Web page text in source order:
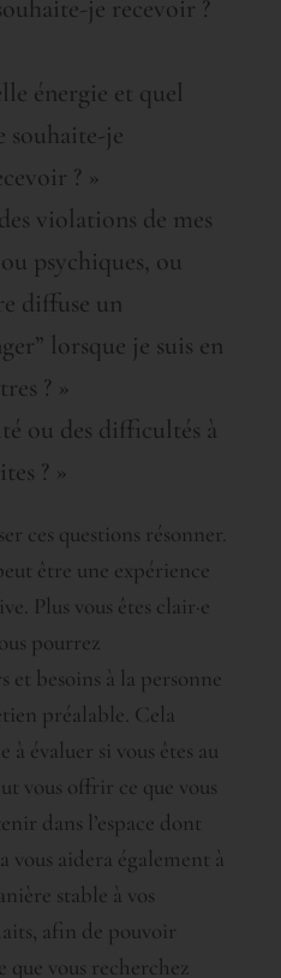
je recevoir ?
énergie et quel
souhaite-je
? »
violations de mes
psychiques, ou
diffuse un
lorsque je suis en
? »
ou des difficultés à
? »
ces questions résonner.
être une expérience
Plus vous êtes clair·e
pourrez
et besoins à la personne
préalable. Cela
évaluer si vous êtes au
vous offrir ce que vous
dans l’espace dont
vous aidera également à
stable à vos
afin de pouvoir
que vous recherchez